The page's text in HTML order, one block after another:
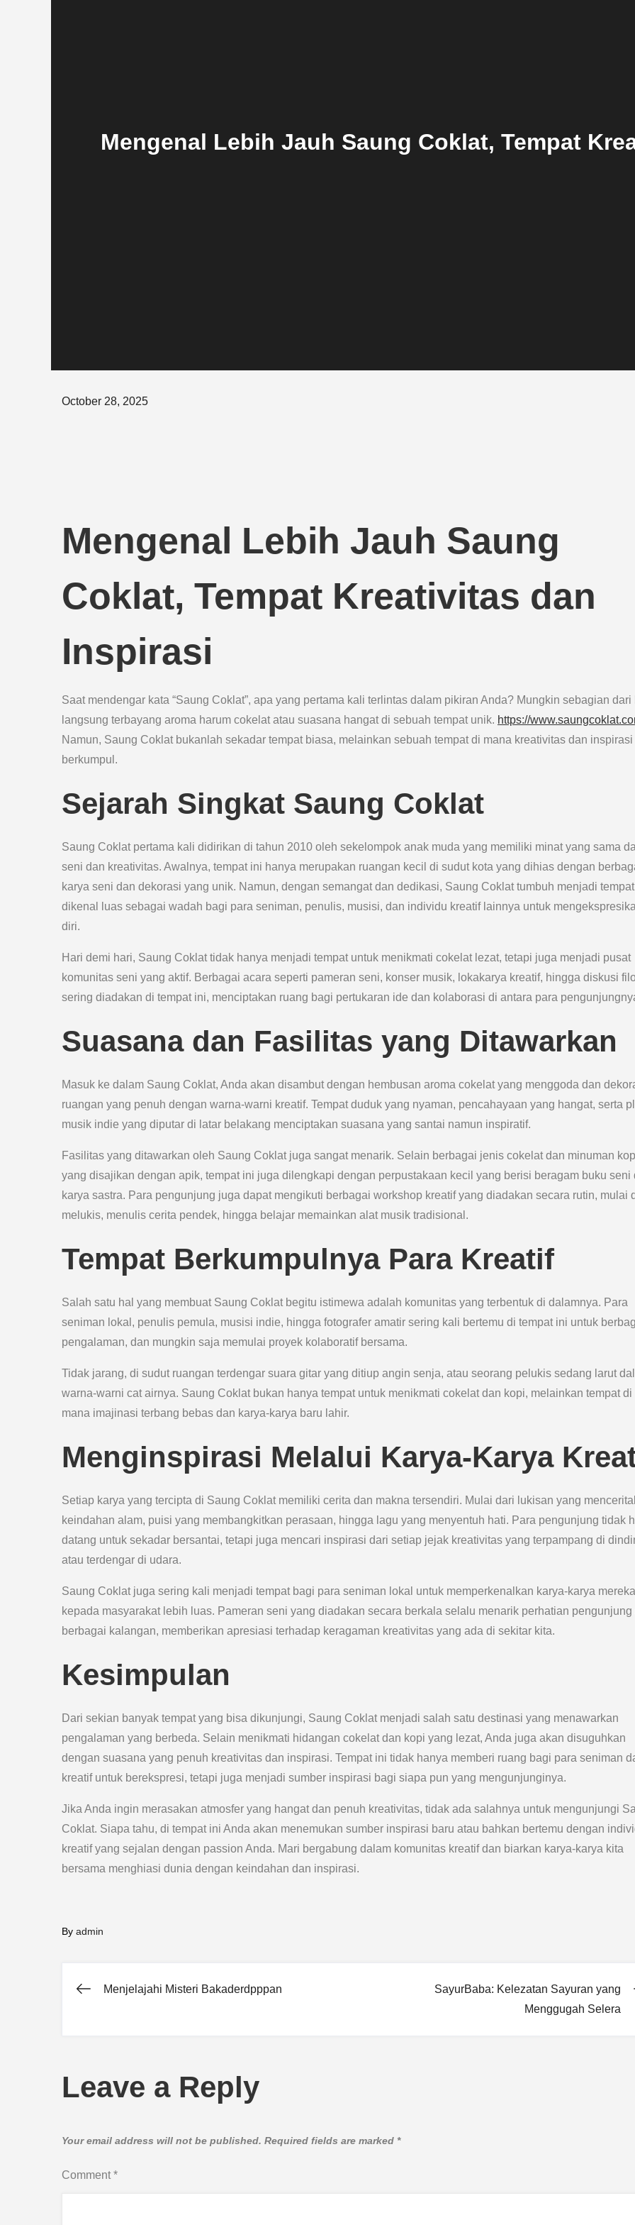
Mengenal Lebih Jauh Saung Coklat, Tempat
Posted
October 28, 2025
Mengenal Lebih Jauh Saung
Coklat, Tempat Kreativitas dan
Inspirasi
Saat mendengar kata “Saung Coklat”, apa yang pertama kali terlintas dalam pikiran Anda? Mungkin sebagian dari
langsung terbayang aroma harum cokelat atau suasana hangat di sebuah tempat unik. https://
Namun, Saung Coklat bukanlah sekadar tempat biasa, melainkan sebuah tempat di mana kreativitas dan inspirasi
berkumpul.
Sejarah Singkat Saung Coklat
Saung Coklat pertama kali didirikan di tahun 2010 oleh sekelompok anak muda yang memiliki minat yang sama
seni dan kreativitas. Awalnya, tempat ini hanya merupakan ruangan kecil di sudut kota yang dihias dengan
karya seni dan dekorasi yang unik. Namun, dengan semangat dan dedikasi, Saung Coklat tumbuh menjadi
dikenal luas sebagai wadah bagi para seniman, penulis, musisi, dan individu kreatif lainnya untuk
diri.
Hari demi hari, Saung Coklat tidak hanya menjadi tempat untuk menikmati cokelat lezat, tetapi juga menjadi pusat
komunitas seni yang aktif. Berbagai acara seperti pameran seni, konser musik, lokakarya kreatif, hingga diskusi
sering diadakan di tempat ini, menciptakan ruang bagi pertukaran ide dan kolaborasi di antara para
Suasana dan Fasilitas yang Ditawarkan
Masuk ke dalam Saung Coklat, Anda akan disambut dengan hembusan aroma cokelat yang menggoda dan
ruangan yang penuh dengan warna-warni kreatif. Tempat duduk yang nyaman, pencahayaan yang hangat, serta
musik indie yang diputar di latar belakang menciptakan suasana yang santai namun inspiratif.
Fasilitas yang ditawarkan oleh Saung Coklat juga sangat menarik. Selain berbagai jenis cokelat dan minuman
yang disajikan dengan apik, tempat ini juga dilengkapi dengan perpustakaan kecil yang berisi beragam buku seni
karya sastra. Para pengunjung juga dapat mengikuti berbagai workshop kreatif yang diadakan secara rutin, mulai
melukis, menulis cerita pendek, hingga belajar memainkan alat musik tradisional.
Tempat Berkumpulnya Para Kreatif
Salah satu hal yang membuat Saung Coklat begitu istimewa adalah komunitas yang terbentuk di dalamnya. Para
seniman lokal, penulis pemula, musisi indie, hingga fotografer amatir sering kali bertemu di tempat ini untuk
pengalaman, dan mungkin saja memulai proyek kolaboratif bersama.
Tidak jarang, di sudut ruangan terdengar suara gitar yang ditiup angin senja, atau seorang pelukis sedang larut
warna-warni cat airnya. Saung Coklat bukan hanya tempat untuk menikmati cokelat dan kopi, melainkan tempat di
mana imajinasi terbang bebas dan karya-karya baru lahir.
Menginspirasi Melalui Karya-Karya
Setiap karya yang tercipta di Saung Coklat memiliki cerita dan makna tersendiri. Mulai dari lukisan yang
keindahan alam, puisi yang membangkitkan perasaan, hingga lagu yang menyentuh hati. Para pengunjung tidak
datang untuk sekadar bersantai, tetapi juga mencari inspirasi dari setiap jejak kreativitas yang terpampang di
atau terdengar di udara.
Saung Coklat juga sering kali menjadi tempat bagi para seniman lokal untuk memperkenalkan karya-karya mereka
kepada masyarakat lebih luas. Pameran seni yang diadakan secara berkala selalu menarik perhatian pengunjung
berbagai kalangan, memberikan apresiasi terhadap keragaman kreativitas yang ada di sekitar kita.
Kesimpulan
Dari sekian banyak tempat yang bisa dikunjungi, Saung Coklat menjadi salah satu destinasi yang menawarkan
pengalaman yang berbeda. Selain menikmati hidangan cokelat dan kopi yang lezat, Anda juga akan disuguhkan
dengan suasana yang penuh kreativitas dan inspirasi. Tempat ini tidak hanya memberi ruang bagi para seniman
kreatif untuk berekspresi, tetapi juga menjadi sumber inspirasi bagi siapa pun yang mengunjunginya.
Jika Anda ingin merasakan atmosfer yang hangat dan penuh kreativitas, tidak ada salahnya untuk mengunjungi
Coklat. Siapa tahu, di tempat ini Anda akan menemukan sumber inspirasi baru atau bahkan bertemu dengan
kreatif yang sejalan dengan passion Anda. Mari bergabung dalam komunitas kreatif dan biarkan karya-karya kita
bersama menghiasi dunia dengan keindahan dan inspirasi.
By admin
Post
Menjelajahi Misteri Bakaderdpppan
SayurBaba: Kelezatan Sayuran yang
Menggugah Selera
Leave a Reply
Your email address will not be published. Required fields are marked *
Comment *